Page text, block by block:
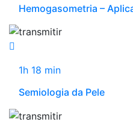
Hemogasometria –
1h 18 min
Semiologia da Pele